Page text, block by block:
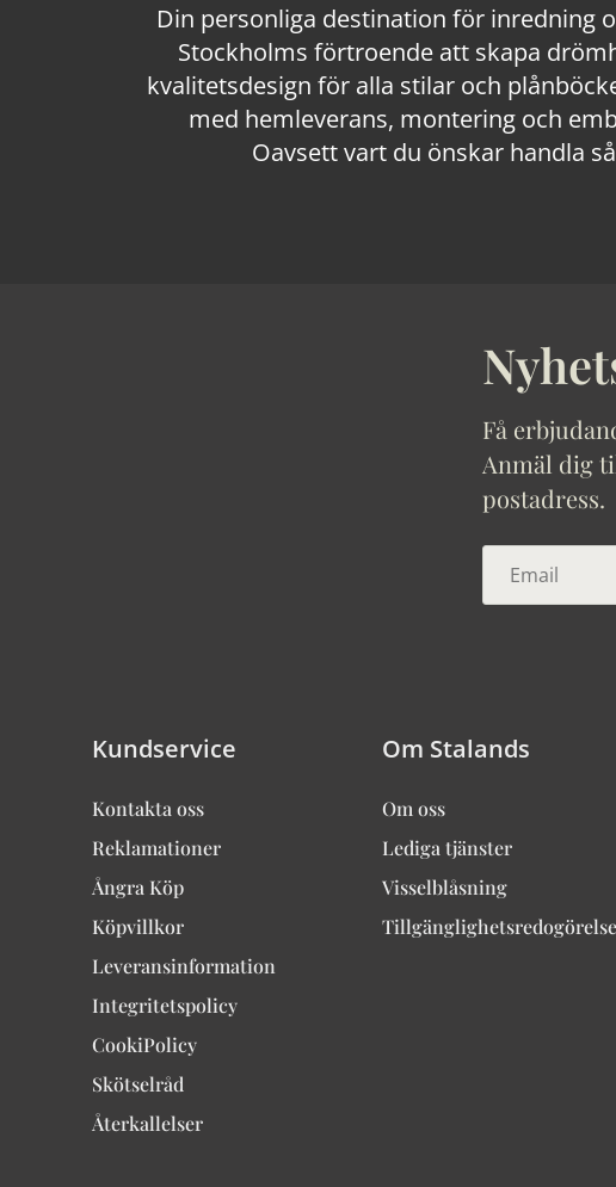
Din personliga destination för inredning
Stockholms förtroende att skapa
kvalitetsdesign för alla stilar och
med hemleverans, montering och
Oavsett vart du önskar handla
Få
Anmäl dig
postadress.
Kundservice
Kontakta oss
Reklamationer
Ångra Köp
Köpvillkor
Leveransinformation
Integritetspolicy
CookiPolicy
Skötselråd
Återkallelser
Om Stalands
Om oss
Lediga tjänster
Visselblåsning
Tillgänglighetsredogörelse